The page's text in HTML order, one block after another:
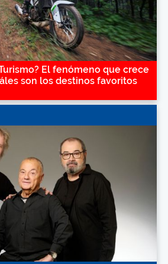
El fenómeno que crece
son los destinos favoritos